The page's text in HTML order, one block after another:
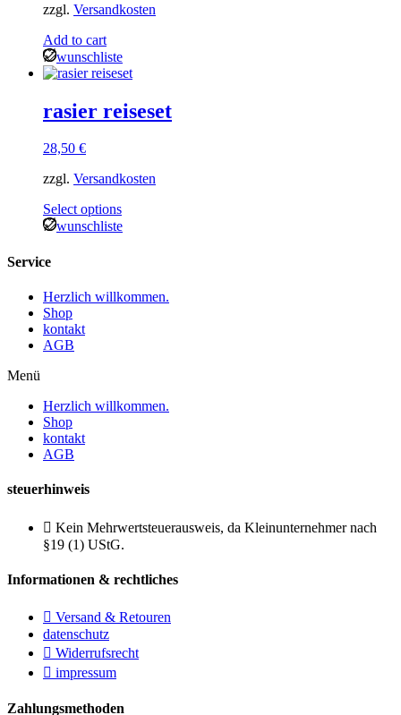
zzgl. Versandkosten
Add to cart
wunschliste
rasier reiseset
28,50 €
zzgl. Versandkosten
Select options
wunschliste
Service
Herzlich willkommen.
Shop
kontakt
AGB
Menü
Herzlich willkommen.
Shop
kontakt
AGB
steuerhinweis
Kein Mehrwertsteuerausweis, da Kleinunternehmer nach
§19 (1) UStG.
Informationen & rechtliches
Versand & Retouren
datenschutz
Widerrufsrecht
impressum
Zahlungsmethoden